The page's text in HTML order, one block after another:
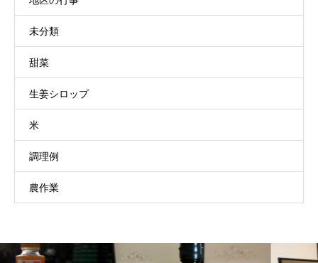
未分類
甜菜
生姜シロップ
米
調理例
農作業